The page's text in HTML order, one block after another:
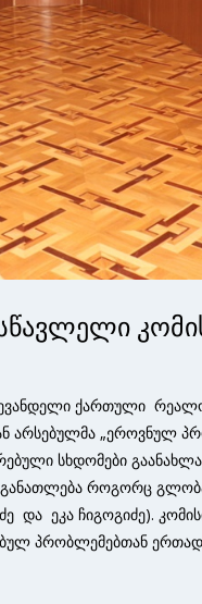
ქართული
არსებულმა „ეროვნულ
სხდომები
როგორც
და ეკა ჩიგოგიძე).
პრობლემებთან